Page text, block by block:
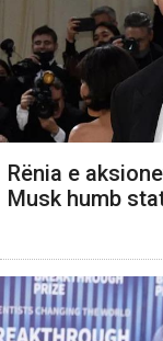
Rënia e
Musk humb